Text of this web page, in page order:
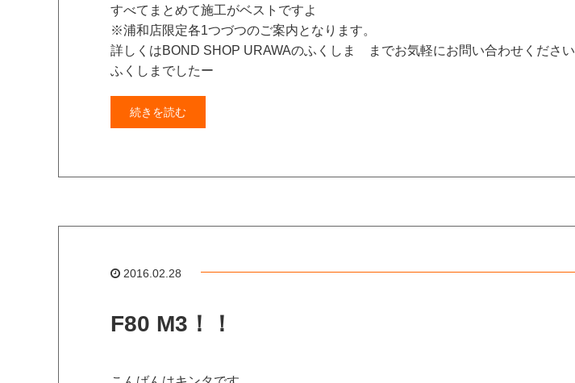
すべてまとめて施工がベストですよ
※浦和店限定各1つづつのご案内となります。
詳しくはBOND SHOP URAWAのふくしま までお気軽にお問い合わせください
ふくしまでしたー
続きを読む
2016.02.28
F80 M3！！